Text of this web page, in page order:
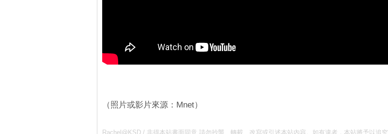
（照片或影片來源：Mnet）
Rachel@KSD / 非得本站書面同意 請勿抄襲、轉載、改寫或引述本站內容。如有違者，本站將予以追究